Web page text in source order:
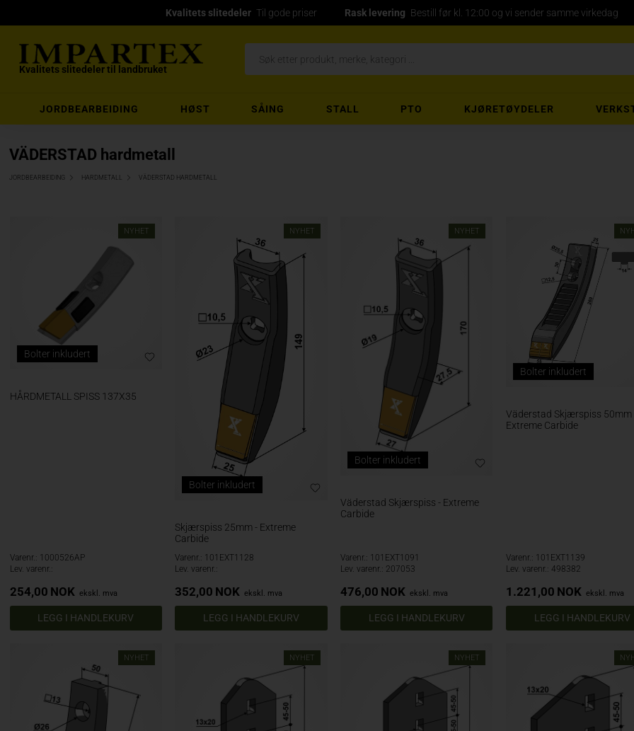
Kvalitets slitedeler Til gode priser Rask levering Bestill før kl. 12:00 og vi sender samme virkedag
Kvalitets slitedeler til landbruket
JORDBEARBEIDING HØST SÅING STALL PTO KJØRETØYDELER
VÄDERSTAD hardmetall
JORDBEARBEIDING HARDMETALL VÄDERSTAD HARDMETALL
NYHET
Bolter inkludert
HÅRDMETALL SPISS 137X35
Varenr.: 1000526AP
Lev. varenr.:
254,00 NOK ekskl. mva
NYHET
Bolter inkludert
Skjærspiss 25mm - Extreme
Carbide
Varenr.: 101EXT1128
Lev. varenr.:
352,00 NOK ekskl. mva
NYHET
Bolter inkludert
Väderstad Skjærspiss - Extreme
Carbide
Varenr.: 101EXT1091
Lev. varenr.: 207053
476,00 NOK ekskl. mva
Bolter inkludert
Väderstad Skjærspiss 50mm
Extreme Carbide
Varenr.: 101EXT1139
Lev. varenr.: 498382
1.221,00 NOK ekskl. mva
NYHET NYHET NYHET